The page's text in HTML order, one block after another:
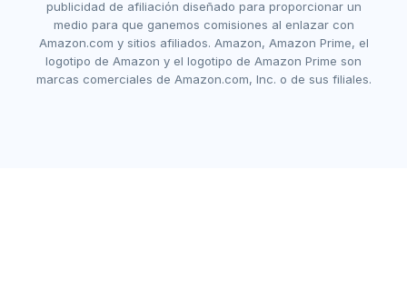
publicidad de afiliación diseñado para proporcionar un
medio para que ganemos comisiones al enlazar con
Amazon.com y sitios afiliados. Amazon, Amazon Prime, el
logotipo de Amazon y el logotipo de Amazon Prime son
marcas comerciales de Amazon.com, Inc. o de sus filiales.